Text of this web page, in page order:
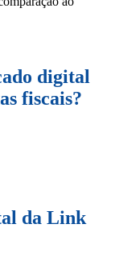
digital
fiscais?
da Link